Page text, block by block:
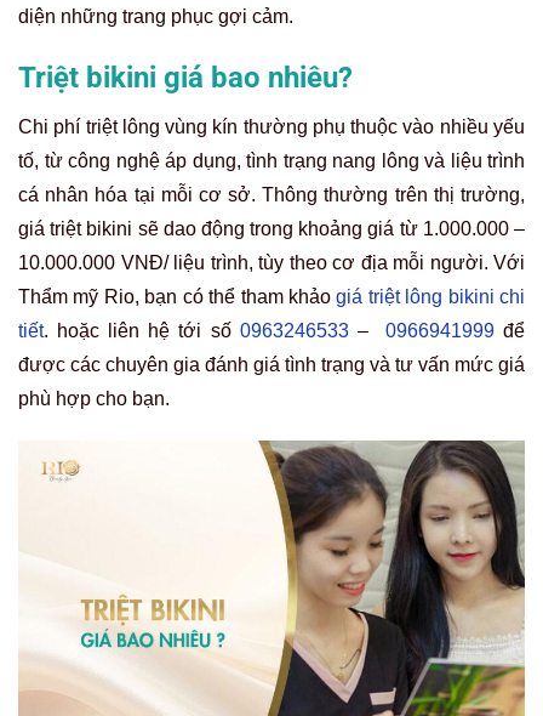
diện những trang phục gợi cảm.
Triệt bikini giá bao nhiêu?
Chi phí triệt lông vùng kín thường phụ thuộc vào nhiều yếu
tố, từ công nghệ áp dụng, tình trạng nang lông và liệu trình
cá nhân hóa tại mỗi cơ sở. Thông thường trên thị trường,
giá triệt bikini sẽ dao động trong khoảng giá từ 1.000.000 –
10.000.000 VNĐ/ liệu trình, tùy theo cơ địa mỗi người. Với
Thẩm mỹ Rio, bạn có thể tham khảogiá triệt lông bikini chi
tiết. hoặc liên hệ tới số 0963246533– 0966941999để
được các chuyên gia đánh giá tình trạng và tư vấn mức giá
phù hợp cho bạn.